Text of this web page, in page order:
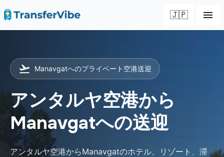
🇯🇵
Manavgatへのプライベート空港送迎
アンタルヤ空港から
Manavgatへの送迎
アンタルヤ空港からManavgatのホテル、リゾート、滞